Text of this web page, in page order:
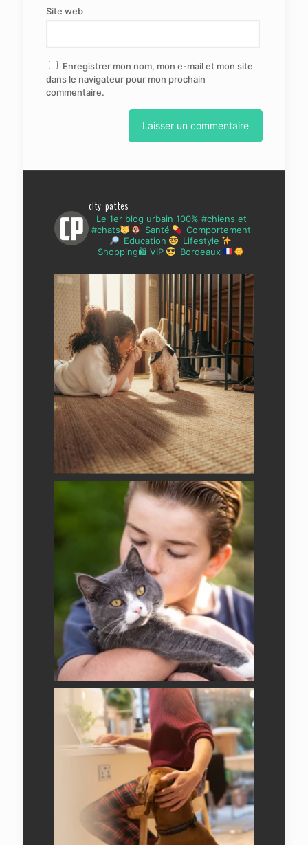
Site web
Enregistrer mon nom, mon e-mail et mon site
dans le navigateur pour mon prochain
commentaire.
city_pattes
Le 1er blog urbain 100% #chiens et
#chats
Santé
Comportement
Education
Lifestyle
Shopping🛍 VIP
Bordeaux